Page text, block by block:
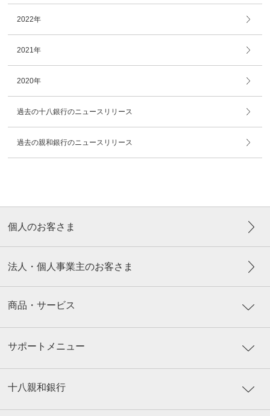
2022年
2021年
2020年
過去の十八銀行のニュースリリース
過去の親和銀行のニュースリリース
個人のお客さま
法人・個人事業主のお客さま
商品・サービス
サポートメニュー
十八親和銀行